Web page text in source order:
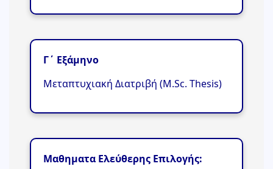
Γ΄ Εξάμηνο
Μεταπτυχιακή Διατριβή (M.Sc. Thesis)
Μαθηματα Ελεύθερης Επιλογής: